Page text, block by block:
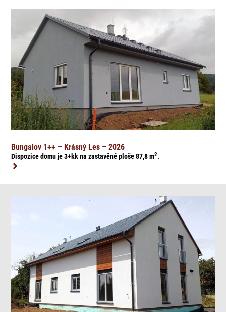
Bungalov 1++ – Krásný Les – 2026
Dispozice domu je 3+kk na zastavěné ploše 87,8m2.